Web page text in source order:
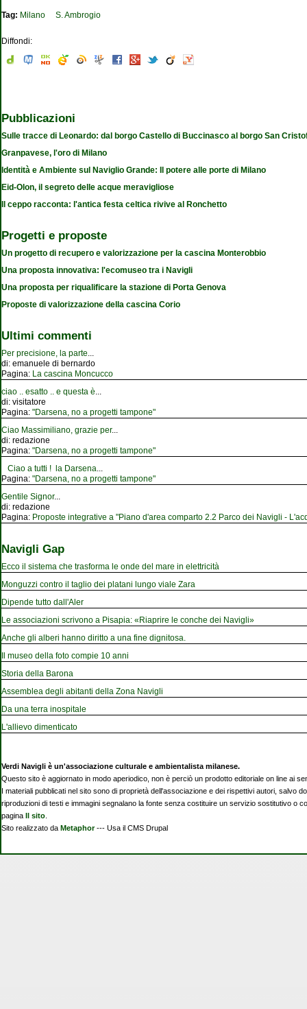
Tag: Milano S. Ambrogio
Diffondi:
Pubblicazioni
Sulle tracce di Leonardo: dal borgo Castello di Buccinasco al borgo San
Granpavese, l'oro di Milano
Identità e Ambiente sul Naviglio Grande: Il potere alle porte di Milano
Eid-Olon, il segreto delle acque meravigliose
Il ceppo racconta: l'antica festa celtica rivive al Ronchetto
Progetti e proposte
Un progetto di recupero e valorizzazione per la cascina Monterobbio
Una proposta innovativa: l'ecomuseo tra i Navigli
Una proposta per riqualificare la stazione di Porta Genova
Proposte di valorizzazione della cascina Corio
Ultimi commenti
Per precisione, la parte
di: emanuele di bernardo
Pagina: La cascina Moncucco
ciao .. esatto .. e questa è
di: visitatore
Pagina: "Darsena, no a progetti tampone"
Ciao Massimiliano, grazie per...
di: redazione
Pagina: "Darsena, no a progetti tampone"
Ciao a tutti ! la Darsena
Pagina: "Darsena, no a progetti tampone"
Gentile Signor...
di: redazione
Pagina: Proposte integrative a "Piano d'area comparto 2.2 Parco dei Navigli -
Navigli Gap
Ecco il sistema che trasforma le onde del mare in elettricità
Monguzzi contro il taglio dei platani lungo viale Zara
Dipende tutto dall'Aler
Le associazioni scrivono a Pisapia: «Riaprire le conche dei Navigli»
Anche gli alberi hanno diritto a una fine dignitosa.
Il museo della foto compie 10 anni
Storia della Barona
Assemblea degli abitanti della Zona Navigli
Da una terra inospitale
L'allievo dimenticato
Verdi Navigli è un'associazione culturale e ambientalista milanese.
Questo sito è aggiornato in modo aperiodico, non è perciò un prodotto editoriale on line ai
I materiali pubblicati nel sito sono di proprietà dell'associazione e dei rispettivi autori, salvo
riproduzioni di testi e immagini segnalano la fonte senza costituire un servizio sostitutivo o
pagina Il sito
Sito realizzato da Metaphor--- Usa il CMS Drupal